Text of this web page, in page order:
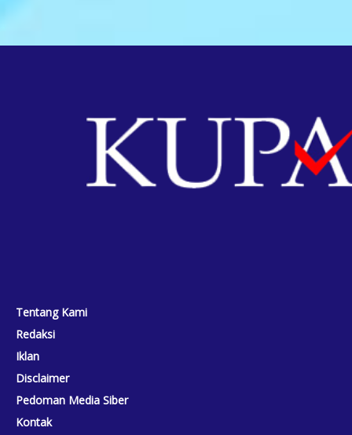
Tentang Kami
Redaksi
Iklan
Disclaimer
Pedoman Media Siber
Kontak